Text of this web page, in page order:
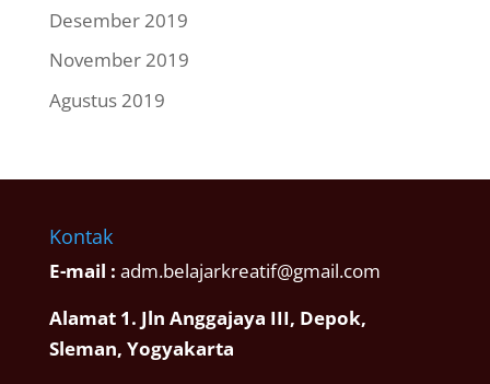
Desember 2019
November 2019
Agustus 2019
Kontak
E-mail : adm.belajarkreatif@gmail.com
Alamat 1. Jln Anggajaya III, Depok,
Sleman, Yogyakarta